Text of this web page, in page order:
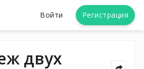
Войти Регистрация
двух